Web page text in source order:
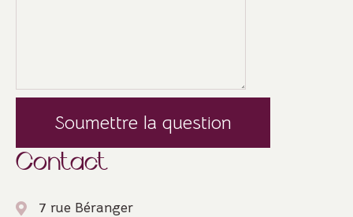
Veuillez laisser ce champ vide.
Contact
7 rue Béranger